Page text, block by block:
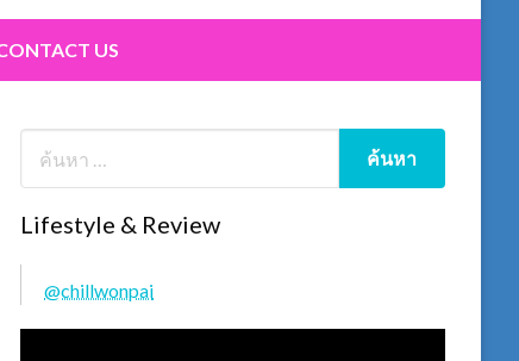
US
Lifestyle & Review
@chillwonpai